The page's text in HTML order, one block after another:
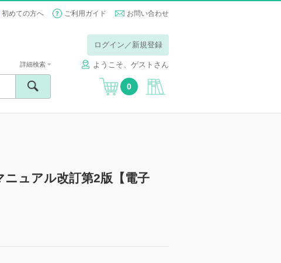
初めての方へ ご利用ガイド お問い合わせ
ログイン／新規登録
ようこそ、ゲストさん
詳細検索
0
ュアル改訂第2版【電子